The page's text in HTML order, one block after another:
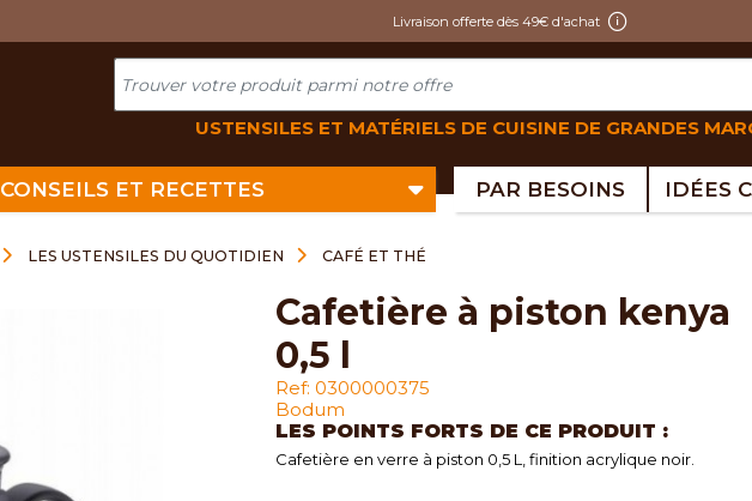
Livraison offerte dès 49€ d'achat
USTENSILES ET MATÉRIELS DE CUISINE DE GRANDES
CONSEILS ET RECETTES PAR BESOINS
LES USTENSILES DU QUOTIDIEN CAFÉ ET THÉ
cafetière à piston kenya
0,5 l
Ref: 0300000375
Bodum
LES POINTS FORTS DE CE PRODUIT :
Cafetière en verre à piston 0,5 L, finition acrylique noir.